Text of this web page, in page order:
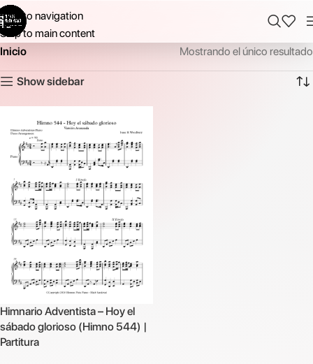
Skip to navigation
Skip to main content
Inicio
Mostrando el único resultado
Show sidebar
Himnario Adventista – Hoy el
sábado glorioso (Himno 544) |
Partitura